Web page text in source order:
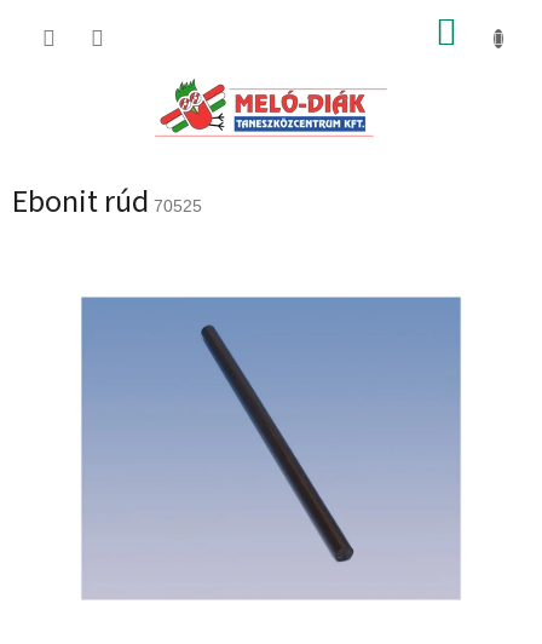
KOSÁR
Ebonit rúd 70525